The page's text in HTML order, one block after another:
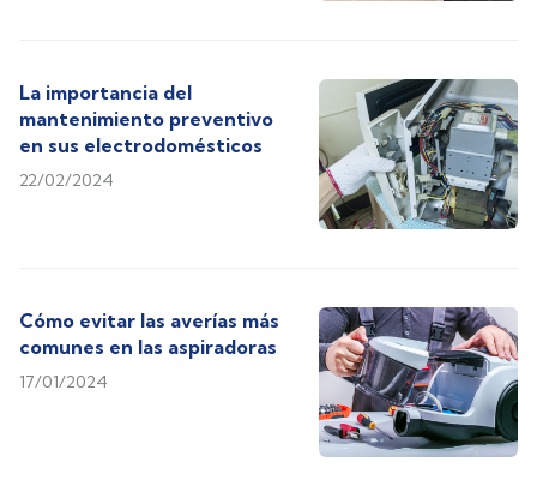
La importancia del
mantenimiento preventivo
en sus electrodomésticos
22/02/2024
Cómo evitar las averías más
comunes en las aspiradoras
17/01/2024